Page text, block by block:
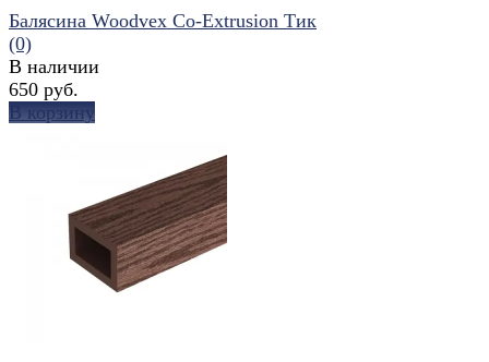
избранное сравнить
Балясина Woodvex Co-Extrusion Тик
(0)
В наличии
650 руб.
В корзину